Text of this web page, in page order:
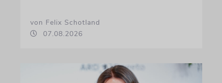
von Felix Schotland
07.08.2026